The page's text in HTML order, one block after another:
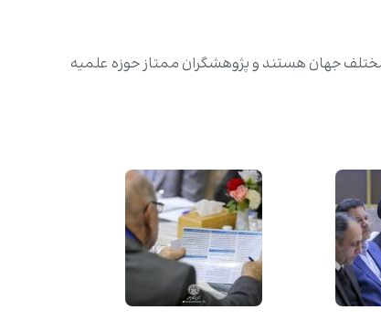
جهان هستند و پژوهشگران ممتاز حوزه علمیه